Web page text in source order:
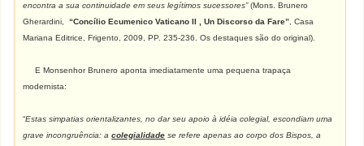
encontra a sua continuidade em seus legítimos sucessores”(Mons. Brunero
Gherardini,
“Concílio Ecumenico Vaticano II , Un Discorso da Fare” , Casa
Mariana Editrice, Frigento, 2009, PP. 235-236. Os destaques são do original).
E Monsenhor Brunero aponta imediatamente uma pequena trapaça
modernista:
“Estas simpatias orientalizantes, no dar seu apoio à idéia colegial, escondiam uma
grave incongruência: acolegialidade se refere apenas ao corpo dos Bispos, a